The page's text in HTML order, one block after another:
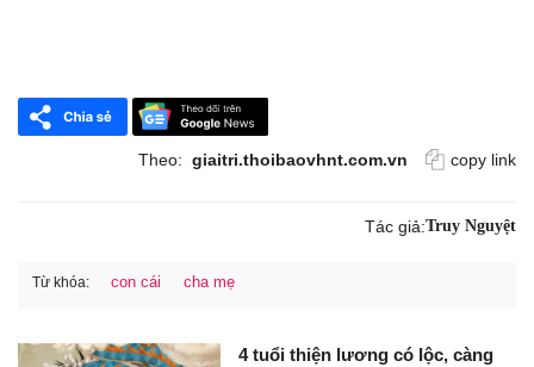
Theo: giaitri.thoibaovhnt.com.vn copy link
Tác giả:Truy Nguyệt
Từ khóa: con cái cha mẹ
4 tuổi thiện lương có lộc, càng